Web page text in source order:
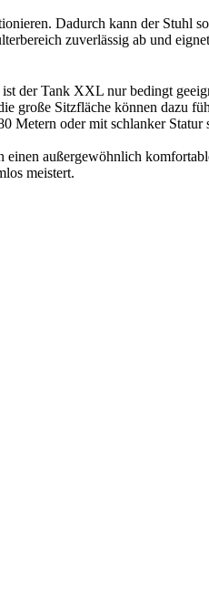
Dadurch kann der Stuhl
zuverlässig ab und
der Tank XXL nur bedingt
große Sitzfläche können dazu
Metern oder mit schlanker
außergewöhnlich
meistert.